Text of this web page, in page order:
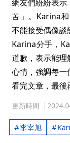
網友們紛紛表示
苦」。Karina
不能接受偶像
Karina分手，
道歉，表示能理
心情，強調每
看完文章，最後
更新時間
李宰旭